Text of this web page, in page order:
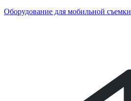
Оборудование для мобильной съемки